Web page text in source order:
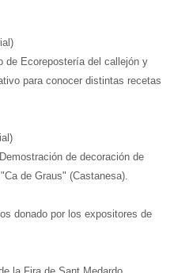
de Ecorepostería del callejón y
para conocer distintas recetas
Demostración de decoración de
de Graus" (Castanesa).
donado por los expositores de